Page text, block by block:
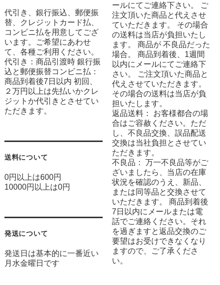
代引き、銀行振込、郵便振
替、クレジットカード払、
コンビニ払を用意してござ
います。ご希望にあわせ
て、各種ご利用ください。
代引き：商品引渡時 銀行振
込と郵便振替コンビニ払：
商品到着後7日以内 初回、
２万円以上は先払いかクレ
ジットか代引きとさせてい
ただきます。
送料について
0円以上は600円
10000円以上は0円
発送について
発送日は基本的に一番近い
月水金曜日です
ールにてご連絡下さい。 ご
注文頂いた商品と代えさせ
ていただきます。 その場合
の送料は当店が負担いたし
ます。 商品が 不良品だった
場合。 商品到着後、1週間
以内にメールにてご連絡下
さい。 ご注文頂いた商品と
代えさせていただきます。
その場合の送料は当店が負
担いたします。
返品送料： お客様都合の場
合はご容赦ください。ただ
し、不良品交換、誤品配送
交換は当社負担とさせてい
ただきます。
不良品： 万一不良品等がご
ざいましたら、当店の在庫
状況を確認のうえ、新品、
または同等品と交換させて
いただきます。 商品到着後
7日以内にメールまたは電
話でご連絡ください。それ
を過ぎますと返品交換のご
要望はお受けできなくなり
ますので、ご了承くださ
い。